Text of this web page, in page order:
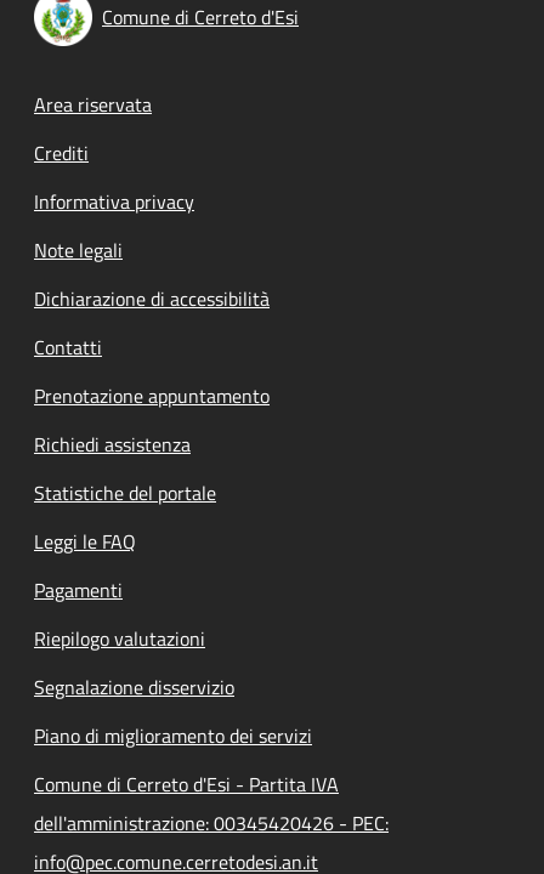
Comune di Cerreto d'Esi
Footer menu
Area riservata
Crediti
Informativa privacy
Note legali
Dichiarazione di accessibilità
Contatti
Prenotazione appuntamento
Richiedi assistenza
Statistiche del portale
Leggi le FAQ
Pagamenti
Riepilogo valutazioni
Segnalazione disservizio
Piano di miglioramento dei servizi
Comune di Cerreto d'Esi - Partita IVA
dell'amministrazione: 00345420426 - PEC:
info@pec.comune.cerretodesi.an.it